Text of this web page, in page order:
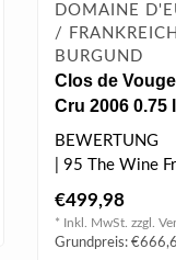
DOMAINE
/
BURGUND
Clos de
Cru 2006 0.75 l
BEWERTUNG
| 95 The Wine
€499,98
* Inkl. MwSt. zzgl.
Grundpreis: